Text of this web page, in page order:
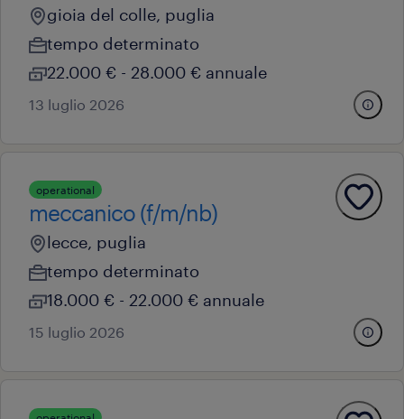
gioia del colle, puglia
tempo determinato
22.000 € - 28.000 € annuale
13 luglio 2026
operational
meccanico (f/m/nb)
lecce, puglia
tempo determinato
18.000 € - 22.000 € annuale
15 luglio 2026